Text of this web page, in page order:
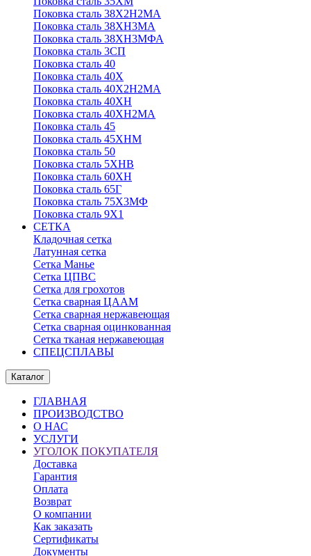
Поковка сталь 38Х2Н2МА
Поковка сталь 38ХН3МА
Поковка сталь 38ХН3МФА
Поковка сталь 3СП
Поковка сталь 40
Поковка сталь 40Х
Поковка сталь 40Х2Н2МА
Поковка сталь 40ХН
Поковка сталь 40ХН2МА
Поковка сталь 45
Поковка сталь 45ХНМ
Поковка сталь 50
Поковка сталь 5ХНВ
Поковка сталь 60ХН
Поковка сталь 65Г
Поковка сталь 75Х3МФ
Поковка сталь 9Х1
СЕТКА
Кладочная сетка
Латунная сетка
Сетка Манье
Сетка ЦПВС
Сетка для грохотов
Сетка сварная ЦААМ
Сетка сварная нержавеющая
Сетка сварная оцинкованная
Сетка тканая нержавеющая
СПЕЦСПЛАВЫ
Каталог
ГЛАВНАЯ
ПРОИЗВОДСТВО
О НАС
УСЛУГИ
УГОЛОК ПОКУПАТЕЛЯ
Доставка
Гарантия
Оплата
Возврат
О компании
Как заказать
Сертификаты
Документы